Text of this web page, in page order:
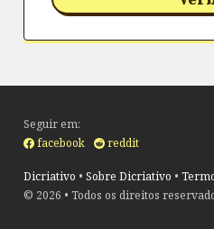
Seguir em:
facebook
reddit
Dicriativo •Sobre Dicriativo •
© 2026 • Todos os direitos